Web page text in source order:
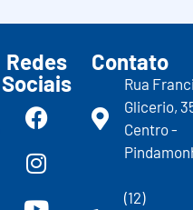
Redes
Sociais
Contato
Rua
Glicerio,
Centro -
(12)